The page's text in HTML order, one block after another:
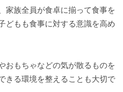
家族全員が食卓に揃って食事を
どもも食事に対する意識を高め
おもちゃなどの気が散るものを
きる環境を整えることも大切で